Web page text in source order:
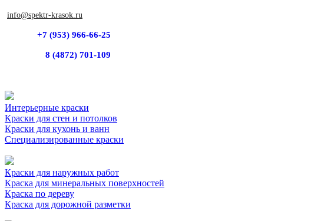
info@spektr-krasok.ru
+7 (953) 966-66-25
8 (4872) 701-109
Интерьерные краски
Краски для стен и потолков
Краски для кухонь и ванн
Специализированные краски
Краски для наружных работ
Краска для минеральных поверхностей
Краска по дереву
Краска для дорожной разметки